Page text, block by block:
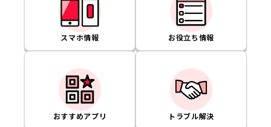
スマホ情報 お役立ち情報
おすすめアプリ トラブル解決